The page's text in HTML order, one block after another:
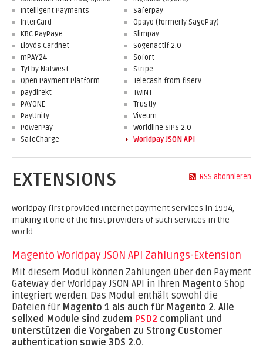
Intelligent Payments
InterCard
KBC PayPage
Lloyds Cardnet
mPAY24
Tyl by Natwest
Open Payment Platform
paydirekt
PAYONE
PayUnity
PowerPay
SafeCharge
Saferpay
Opayo (formerly SagePay)
Slimpay
Sogenactif 2.0
Sofort
Stripe
Telecash from fiserv
TWINT
Trustly
Viveum
Worldline SIPS 2.0
Worldpay JSON API
RSS abonnieren
EXTENSIONS
Worldpay first provided Internet payment services in 1994,
making it one of the first providers of such services in the
world.
Magento Worldpay JSON API Zahlungs-Extension
Mit diesem Modul können Zahlungen über den Payment
Gateway der Worldpay JSON API in Ihren Magento Shop
integriert werden. Das Modul enthält sowohl die
Dateien für Magento 1 als auch für Magento 2. Alle
sellxed Module sind zudem PSD2 compliant und
unterstützen die Vorgaben zu Strong Customer
authentication sowie 3DS 2.0.